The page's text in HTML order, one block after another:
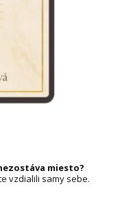
miesto?
vzdialili samy sebe.